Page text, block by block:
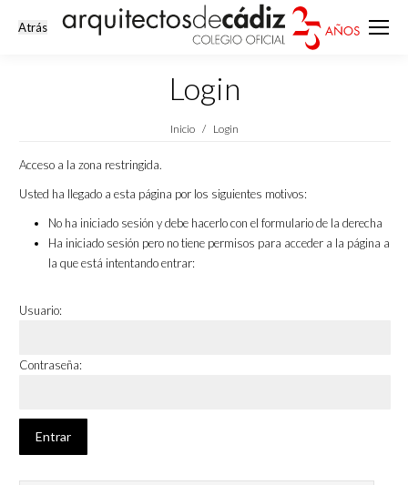
Login
Estás aquí:
Inicio Login
Acceso a la zona restringida.
Usted ha llegado a esta página por los siguientes motivos:
No ha iniciado sesión y debe hacerlo con el formulario de la derecha
Ha iniciado sesión pero no tiene permisos para acceder a la página a
la que está intentando entrar:
Usuario:
Contraseña: